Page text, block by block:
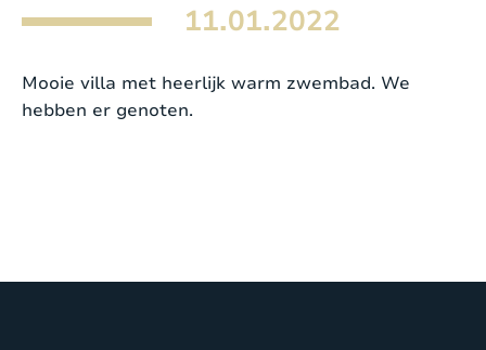
11.01.2022
Mooie villa met heerlijk warm zwembad. We
hebben er genoten.